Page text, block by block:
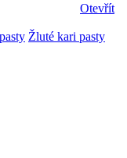
Otevřít
Žluté kari pasty